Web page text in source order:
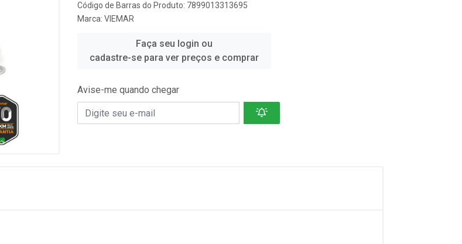
Código de Barras do Produto: 7899013313695
Marca: VIEMAR
Faça seu login ou
cadastre-se para ver preços e comprar
Avise-me quando chegar